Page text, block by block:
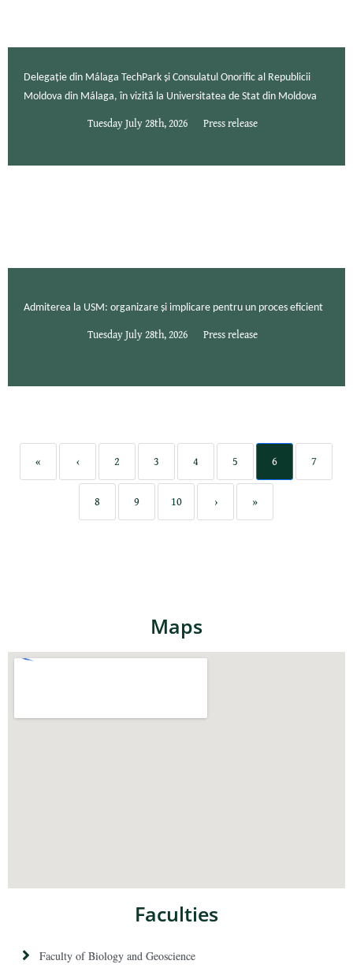
Delegație din Málaga TechPark și Consulatul Onorific al Republicii
Moldova din Málaga, în vizită la Universitatea de Stat din Moldova
Tuesday July 28th, 2026 Press release
Admiterea la USM: organizare și implicare pentru un proces eficient
Tuesday July 28th, 2026 Press release
« ‹ 2 3 4 5 6 7
8 9 10 › »
Maps
Faculties
Faculty of Biology and Geoscience